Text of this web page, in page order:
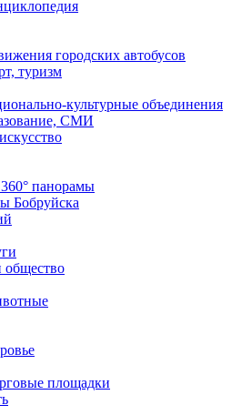
городских автобусов
туризм
культурные объединения
СМИ
панорамы
Бобруйска
общество
площадки